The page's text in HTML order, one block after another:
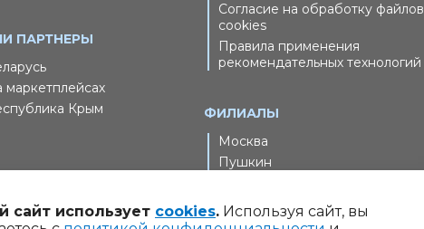
ПАРТНЕРЫ
маркетплейсах
Крым
Согласие на обработку файлов
cookies
Правила применения
рекомендательных технологий
ФИЛИАЛЫ
Москва
Пушкин
сайт использует cookies. Используя сайт, вы